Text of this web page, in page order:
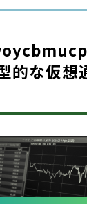
的な仮想